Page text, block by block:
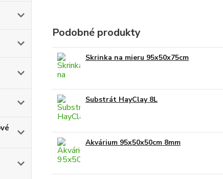
Podobné produkty
Skrinka na mieru 95x50x75cm
Substrát HayClay 8L
Akvárium 95x50x50cm 8mm